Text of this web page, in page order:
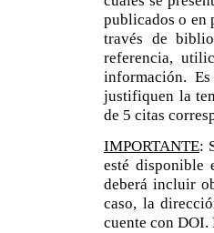
publicados o en
través de
referencia,
información.
justifiquen la
de 5 citas
IMPORTANTE:
esté disponible
deberá incluir
caso, la
cuente con DOI.